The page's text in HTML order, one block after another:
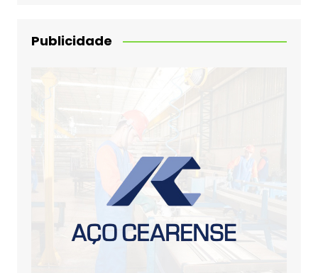
Publicidade